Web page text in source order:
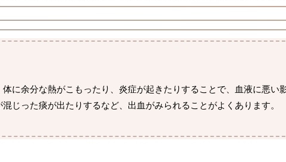
に余分な熱がこもったり、炎症が起きたりすることで、血液に悪い
じった痰が出たりするなど、出血がみられることがよくあります。